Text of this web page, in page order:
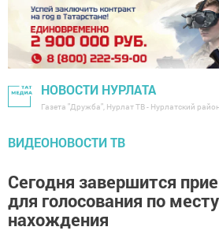
НОВОСТИ НУРЛАТА
Газета "Дружба", Нурлат ТВ - Нурлатский район
ВИДЕОНОВОСТИ ТВ
Сегодня завершится
для голосования по
нахождения